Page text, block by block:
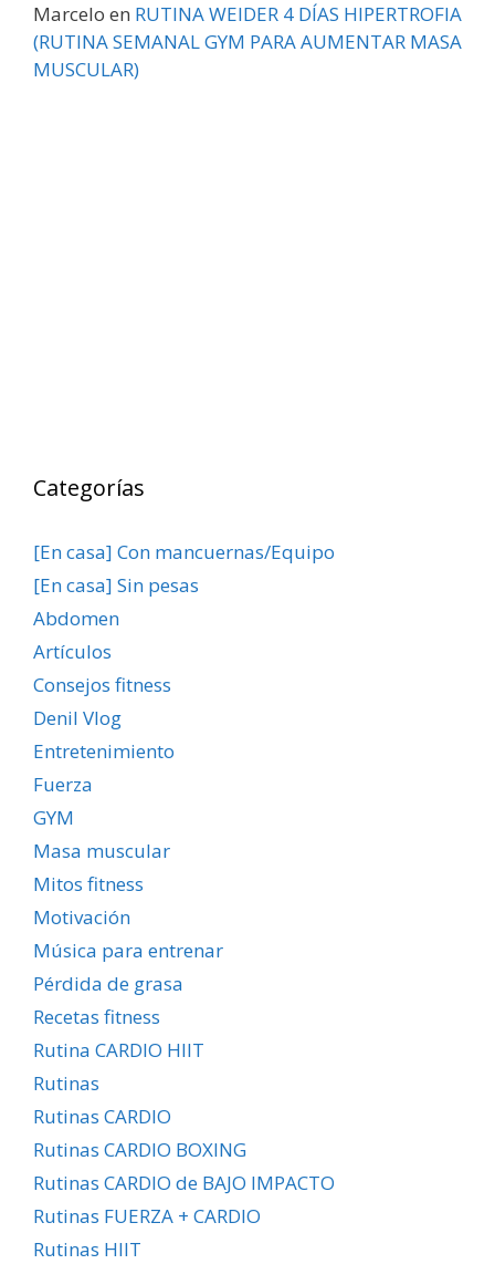
Marcelo en RUTINA WEIDER 4 DÍAS HIPERTROFIA
(RUTINA SEMANAL GYM PARA AUMENTAR MASA
MUSCULAR)
Categorías
[En casa] Con mancuernas/Equipo
[En casa] Sin pesas
Abdomen
Artículos
Consejos fitness
Denil Vlog
Entretenimiento
Fuerza
GYM
Masa muscular
Mitos fitness
Motivación
Música para entrenar
Pérdida de grasa
Recetas fitness
Rutina CARDIO HIIT
Rutinas
Rutinas CARDIO
Rutinas CARDIO BOXING
Rutinas CARDIO de BAJO IMPACTO
Rutinas FUERZA + CARDIO
Rutinas HIIT